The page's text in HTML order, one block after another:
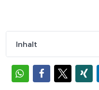
Inhalt